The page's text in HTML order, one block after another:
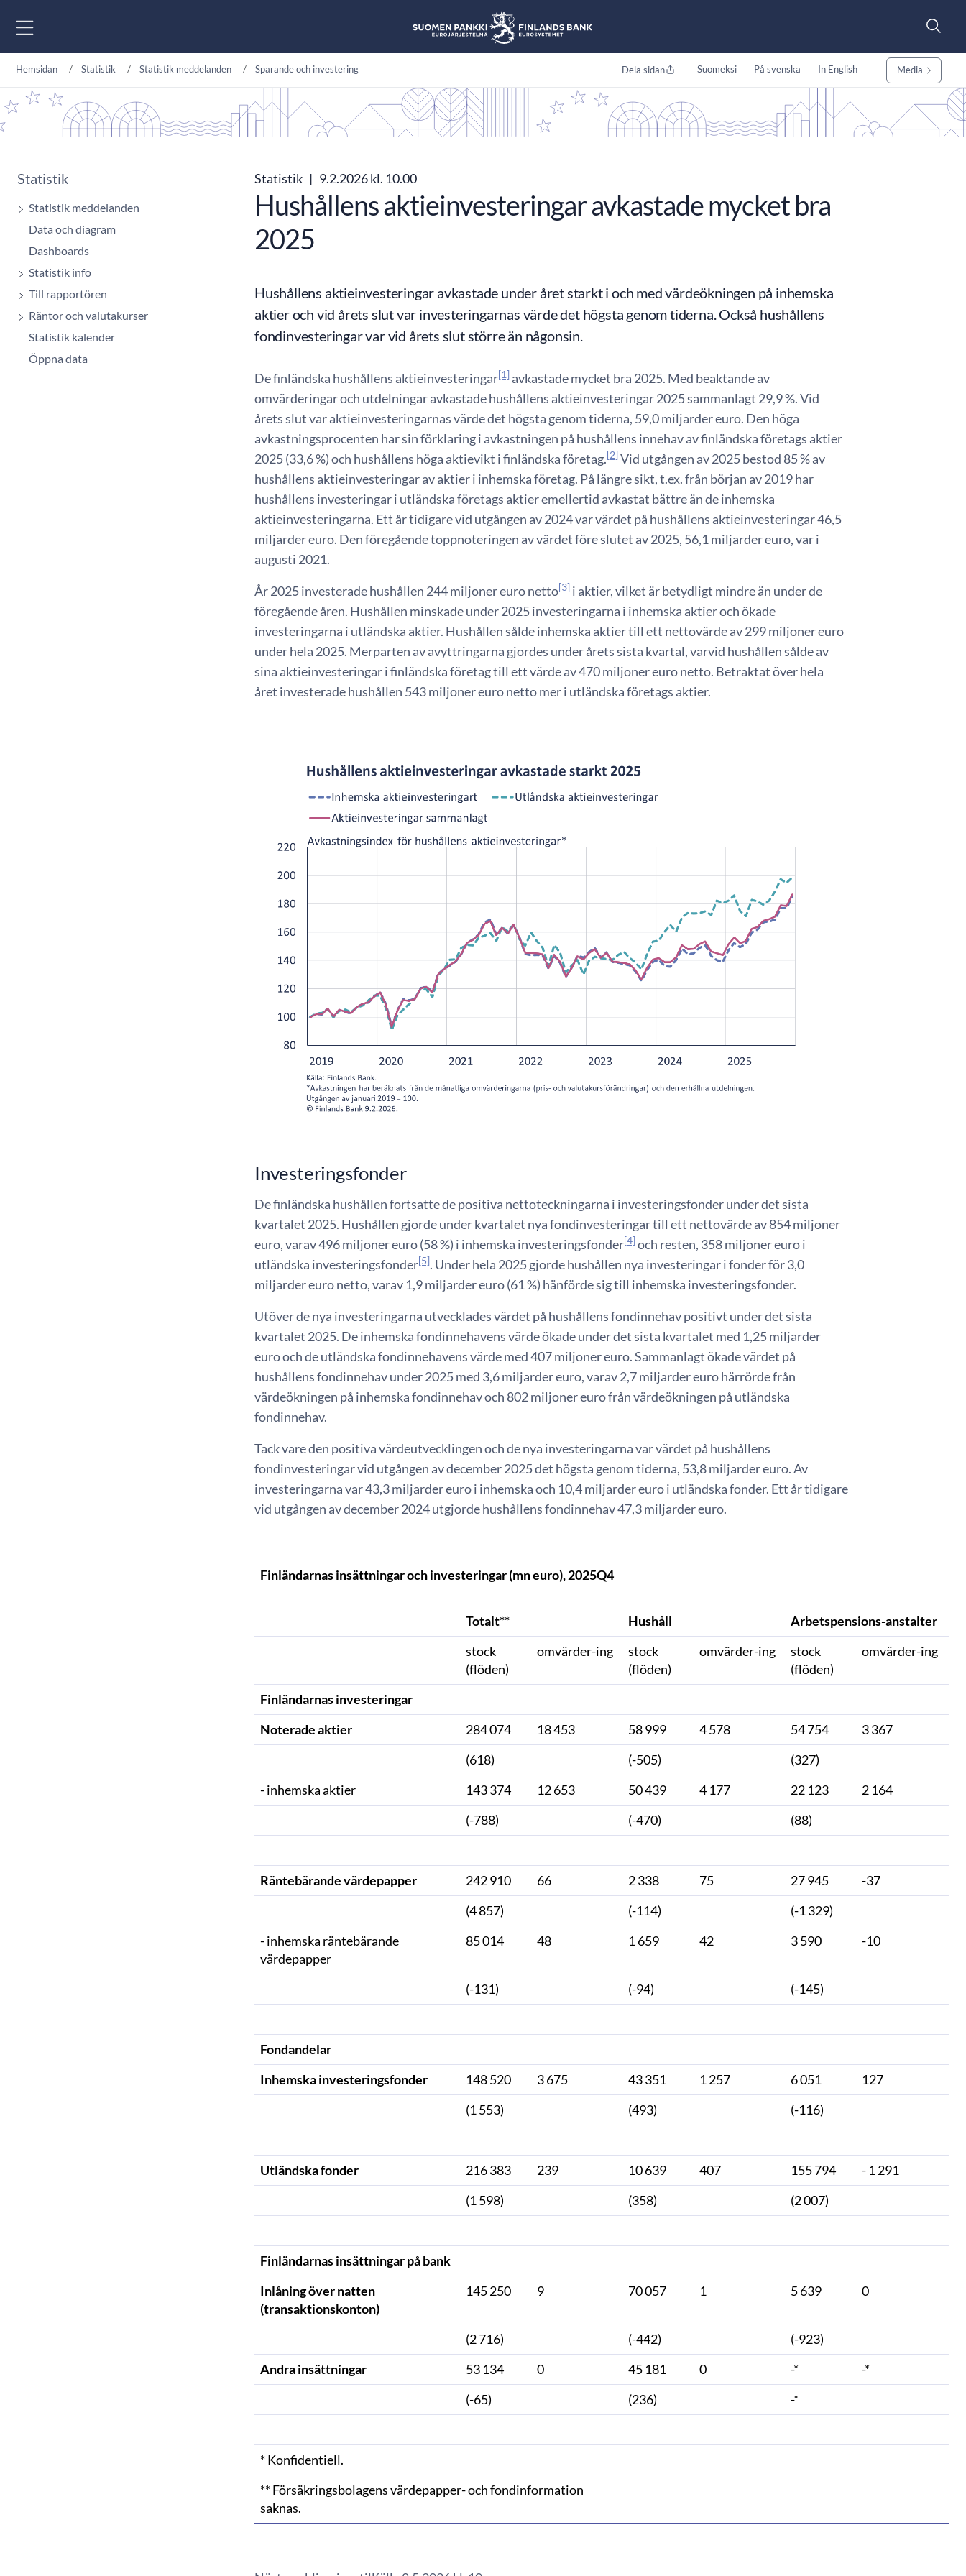
Hemsidan Statistik Statistik meddelanden Sparande och investering Dela sidan Suomeksi På svenska In English Media
Statistik
Statistik meddelanden
Data och diagram
Dashboards
Statistik info
Till rapportören
Räntor och valutakurser
Statistik kalender
Öppna data
Statistik | 9.2.2026 kl. 10.00
Hushållens aktieinvesteringar avkastade mycket bra
2025
Hushållens aktieinvesteringar avkastade under året starkt i och med värdeökningen på inhemska
aktier och vid årets slut var investeringarnas värde det högsta genom tiderna. Också hushållens
fondinvesteringar var vid årets slut större än någonsin.
De finländska hushållens aktieinvesteringar[1] avkastade mycket bra 2025. Med beaktande av
omvärderingar och utdelningar avkastade hushållens aktieinvesteringar 2025 sammanlagt 29,9 %. Vid
årets slut var aktieinvesteringarnas värde det högsta genom tiderna, 59,0 miljarder euro. Den höga
avkastningsprocenten har sin förklaring i avkastningen på hushållens innehav av finländska företags aktier
2025 (33,6 %) och hushållens höga aktievikt i finländska företag.[2] Vid utgången av 2025 bestod 85 % av
hushållens aktieinvesteringar av aktier i inhemska företag. På längre sikt, t.ex. från början av 2019 har
hushållens investeringar i utländska företags aktier emellertid avkastat bättre än de inhemska
aktieinvesteringarna. Ett år tidigare vid utgången av 2024 var värdet på hushållens aktieinvesteringar 46,5
miljarder euro. Den föregående toppnoteringen av värdet före slutet av 2025, 56,1 miljarder euro, var i
augusti 2021.
År 2025 investerade hushållen 244 miljoner euro netto[3] i aktier, vilket är betydligt mindre än under de
föregående åren. Hushållen minskade under 2025 investeringarna i inhemska aktier och ökade
investeringarna i utländska aktier. Hushållen sålde inhemska aktier till ett nettovärde av 299 miljoner euro
under hela 2025. Merparten av avyttringarna gjordes under årets sista kvartal, varvid hushållen sålde av
sina aktieinvesteringar i finländska företag till ett värde av 470 miljoner euro netto. Betraktat över hela
året investerade hushållen 543 miljoner euro netto mer i utländska företags aktier.
Investeringsfonder
De finländska hushållen fortsatte de positiva nettoteckningarna i investeringsfonder under det sista
kvartalet 2025. Hushållen gjorde under kvartalet nya fondinvesteringar till ett nettovärde av 854 miljoner
euro, varav 496 miljoner euro (58 %) i inhemska investeringsfonder[4] och resten, 358 miljoner euro i
utländska investeringsfonder[5]. Under hela 2025 gjorde hushållen nya investeringar i fonder för 3,0
miljarder euro netto, varav 1,9 miljarder euro (61 %) hänförde sig till inhemska investeringsfonder.
Utöver de nya investeringarna utvecklades värdet på hushållens fondinnehav positivt under det sista
kvartalet 2025. De inhemska fondinnehavens värde ökade under det sista kvartalet med 1,25 miljarder
euro och de utländska fondinnehavens värde med 407 miljoner euro. Sammanlagt ökade värdet på
hushållens fondinnehav under 2025 med 3,6 miljarder euro, varav 2,7 miljarder euro härrörde från
värdeökningen på inhemska fondinnehav och 802 miljoner euro från värdeökningen på utländska
fondinnehav.
Tack vare den positiva värdeutvecklingen och de nya investeringarna var värdet på hushållens
fondinvesteringar vid utgången av december 2025 det högsta genom tiderna, 53,8 miljarder euro. Av
investeringarna var 43,3 miljarder euro i inhemska och 10,4 miljarder euro i utländska fonder. Ett år tidigare
vid utgången av december 2024 utgjorde hushållens fondinnehav 47,3 miljarder euro.
Finländarnas insättningar och investeringar (mn euro), 2025Q4
Totalt** Hushåll
Arbetspensions-anstalter
stock
(flöden)
omvärder-ing
stock
(flöden)
omvärder-ing
stock
(flöden)
omvärder-ing
Finländarnas investeringar
Noterade aktier
284 074 18 453 58 999 4 578 54 754
3 367
(618)
(-505)
(327)
- inhemska aktier
143 374 12 653 50 439 4 177 22 123
2 164
(-788)
(-470) (88)
Räntebärande värdepapper 242 910 66 2 338 75 27 945
-37
(4 857)
(-114)
(-1 329)
- inhemska räntebärande
värdepapper
85 014 48 1 659 42 3 590 -10
(-131) (-94) (-145)
Fondandelar
Inhemska investeringsfonder
148 520 3 675 43 351 1 257 6 051
127
(1 553)
(493) (-116)
Utländska fonder 216 383 239 10 639 407 155 794
- 1 291
(1 598)
(358) (2 007)
Finländarnas insättningar på bank
Inlåning över natten
(transaktionskonton)
145 250 9 70 057 1 5 639 0
(2 716) (-442)
(-923)
Andra insättningar
53 134 0 45 181 0 -*
-*
(-65)
(236) -*
* Konfidentiell.
** Försäkringsbolagens värdepapper- och fondinformation
saknas.